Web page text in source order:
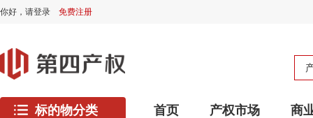
你好， 请登录 免费注册
标的物分类 首页 产权市场
商